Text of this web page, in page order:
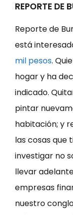
REPORTE DE
Reporte de
está
mil pesos.
hogar y ha
indicado.
pintar
habitación; y
las cosas que
investigar no
llevar
empresas
nuestro